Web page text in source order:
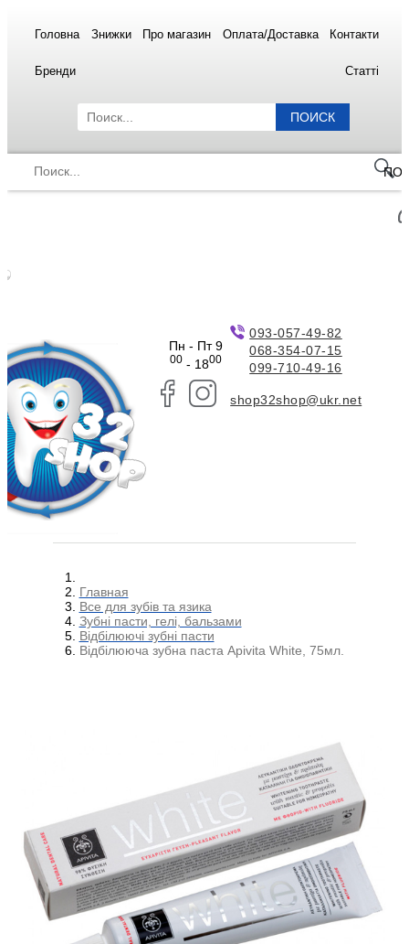
Головна Знижки Про магазин Оплата/Доставка Контакти
Бренди Статті
ПОИСК
Пн - Пт 9
00- 1800
093-057-49-82
068-354-07-15
099-710-49-16
shop32shop@ukr.net
Главная
Все для зубів та язика
Зубні пасти, гелі, бальзами
Відбілюючі зубні пасти
Відбілююча зубна паста Apivita White, 75мл.